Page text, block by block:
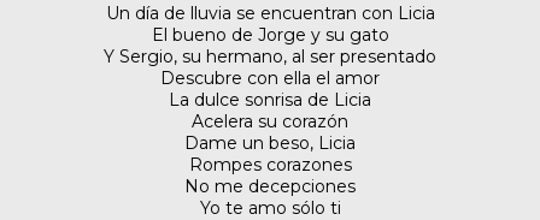
Un día de lluvia se encuentran con Licia
El bueno de Jorge y su gato
Y Sergio, su hermano, al ser presentado
Descubre con ella el amor
La dulce sonrisa de Licia
Acelera su corazón
Dame un beso, Licia
Rompes corazones
No me decepciones
Yo te amo sólo ti